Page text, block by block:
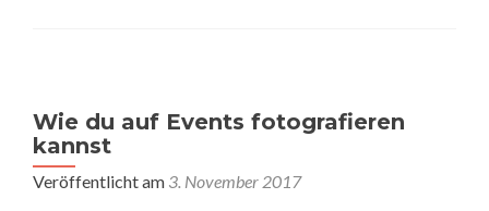
Wie du auf Events fotografieren
kannst
Veröffentlicht am 3. November 2017